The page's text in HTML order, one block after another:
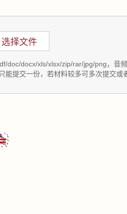
选择文件
doc/docx/xls/xlsx/zip/rar/jpg/png，音
能提交一份，若材料较多可多次提交或